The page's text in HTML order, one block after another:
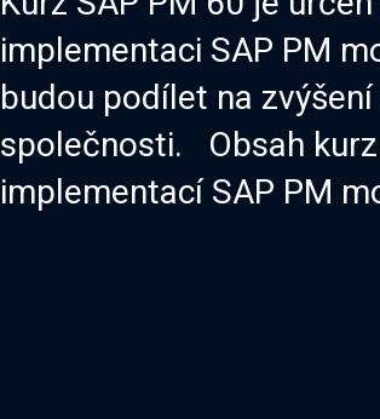
implementaci SAP PM
budou podílet na
společnosti. Obsah
implementací SAP PM